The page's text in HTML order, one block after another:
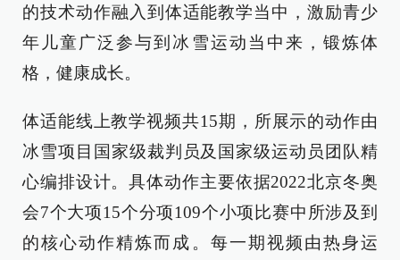
的技术动作融入到体适能教学当中，激励青少
年儿童广泛参与到冰雪运动当中来，锻炼体
格，健康成长。
体适能线上教学视频共15期，所展示的动作由
冰雪项目国家级裁判员及国家级运动员团队精
心编排设计。具体动作主要依据2022北京冬奥
会7个大项15个分项109个小项比赛中所涉及到
的核心动作精炼而成。每一期视频由热身运